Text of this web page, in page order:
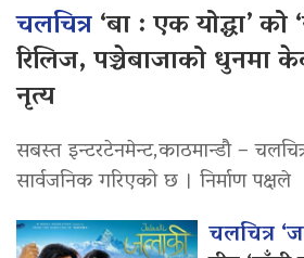
चलचित्र‘बा : एक योद्धा’ को
रिलिज, पञ्चेबाजाको धुनमा
नृत्य
सबस्त इन्टरटेनमेन्ट,काठमान्डौ –
सार्वजनिक गरिएको छ । निर्माण पक्षले
चलचित्र